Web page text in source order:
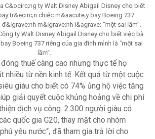
ty Walt Disney Abigail Disney cho biết việc bà
Boeing 737 riêng của gia đình mình là “một sai
lầm”.
thuế càng cao nhưng thực tế họ
nhiều từ nền kinh tế. Kết quả từ một cuộc
giàu cho biết có 74% ủng hộ việc tăng
giải quyết cuộc khủng hoảng về chi phí
dịch vụ công. 2.300 người giàu có
quốc gia G20, thay mặt cho nhóm
yêu nước”, đã tham gia trả lời cho